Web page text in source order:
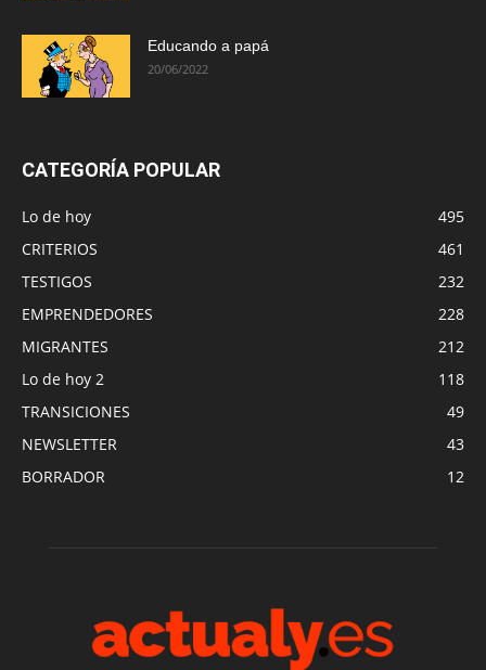
Educando a papá
20/06/2022
CATEGORÍA POPULAR
Lo de hoy
495
CRITERIOS
461
TESTIGOS
232
EMPRENDEDORES
228
MIGRANTES
212
Lo de hoy 2
118
TRANSICIONES
49
NEWSLETTER
43
BORRADOR
12